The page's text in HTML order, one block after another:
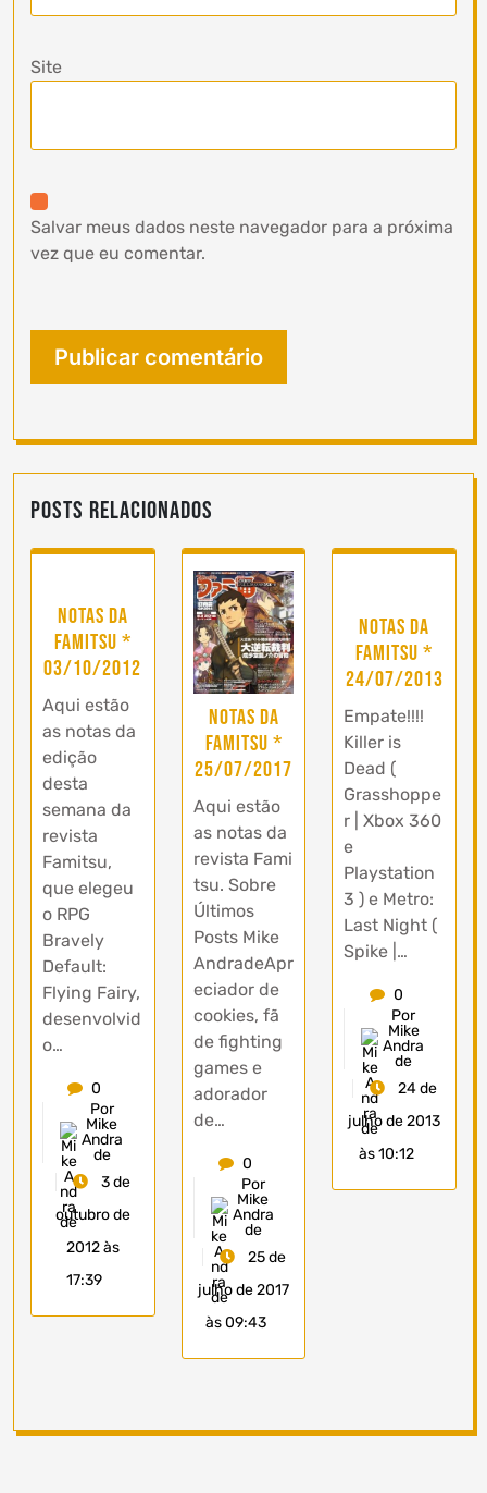
Site
Salvar meus dados neste navegador para a próxima
vez que eu comentar.
Posts Relacionados
Notas da
Famitsu *
03/10/2012
Aqui estão
as notas da
edição
desta
semana da
revista
Famitsu,
que elegeu
o RPG
Bravely
Default:
Flying Fairy,
desenvolvid
o…
0
Por
Mike
Andra
de
3 de
outubro de
2012 às
17:39
Notas da
Famitsu *
25/07/2017
Aqui estão
as notas da
revista Fami
tsu. Sobre
Últimos
Posts Mike
AndradeApr
eciador de
cookies, fã
de fighting
games e
adorador
de…
0
Por
Mike
Andra
de
25 de
julho de 2017
às 09:43
Notas da
Famitsu *
24/07/2013
Empate!!!!
Killer is
Dead (
Grasshoppe
r | Xbox 360
e
Playstation
3 ) e Metro:
Last Night (
Spike |…
0
Por
Mike
Andra
de
24 de
julho de 2013
às 10:12